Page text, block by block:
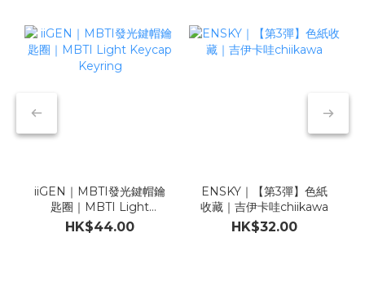
iiGEN｜MBTI發光鍵帽鑰
匙圈｜MBTI Light
Keycap Keyring
HK$44.00
ENSKY｜【第3彈】色紙
收藏｜吉伊卡哇chiikawa
HK$32.00